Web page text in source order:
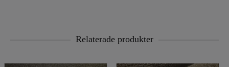
Relaterade produkter